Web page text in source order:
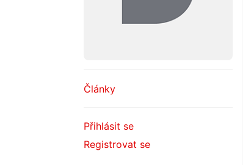
Články
Přihlásit se
Registrovat se